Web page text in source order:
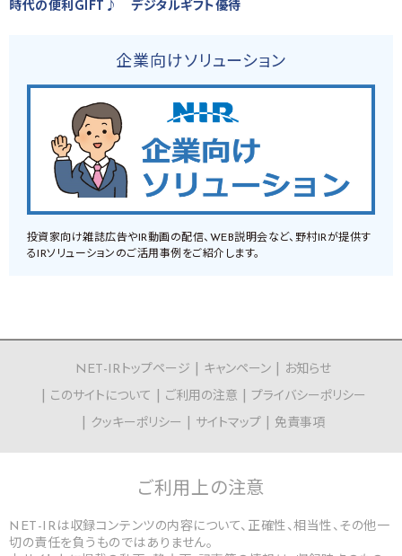
時代の便利GIFT♪ デジタルギフト優待
企業向けソリューション
投資家向け雑誌広告やIR動画の配信、WEB説明会など、野村IRが提供す
るIRソリューションのご活用事例をご紹介します。
NET-IRトップページ キャンペーン
お知らせ
このサイトについて
ご利用の注意
プライバシーポリシー
クッキーポリシー
サイトマップ 免責事項
ご利用上の注意
NET-IRは収録コンテンツの内容について、正確性、相当性、その他一
切の責任を負うものではありません。